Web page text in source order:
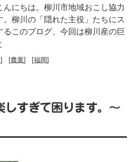
んにちは。柳川市地域おこし協力
。柳川の「隠れた主役」たちにス
るこのブログ、今回は柳川産の巨
] [農業] [福岡]
しすぎて困ります。～